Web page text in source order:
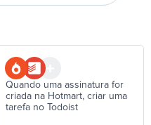
Quando uma assinatura for
criada na Hotmart, criar uma
tarefa no Todoist